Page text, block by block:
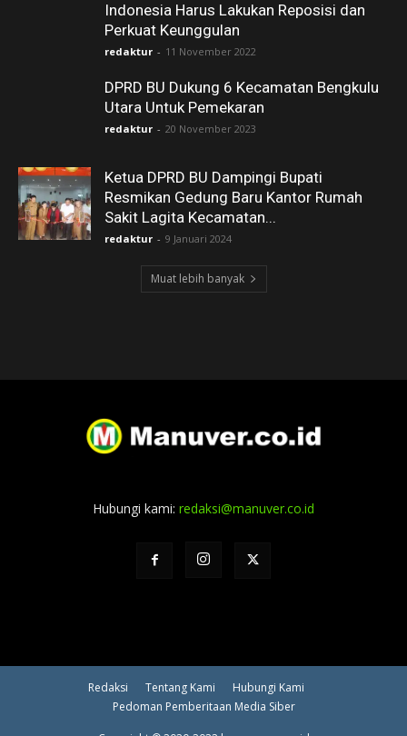
Indonesia Harus Lakukan Reposisi dan
Perkuat Keunggulan
redaktur - 11 November 2022
DPRD BU Dukung 6 Kecamatan Bengkulu
Utara Untuk Pemekaran
redaktur - 20 November 2023
Ketua DPRD BU Dampingi Bupati
Resmikan Gedung Baru Kantor Rumah
Sakit Lagita Kecamatan...
redaktur - 9 Januari 2024
Muat lebih banyak
Hubungi kami: redaksi@manuver.co.id
Redaksi Tentang Kami
Hubungi Kami
Pedoman Pemberitaan Media Siber